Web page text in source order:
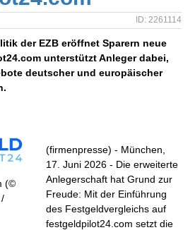
ID: 2261114
der EZB eröffnet Sparern neue
unterstützt Anleger dabei,
deutscher und europäischer
(©
(firmenpresse) - München,
17. Juni 2026 - Die erweiterte
Anlegerschaft hat Grund zur
Freude: Mit der Einführung
des Festgeldvergleichs auf
festgeldpilot24.com setzt die